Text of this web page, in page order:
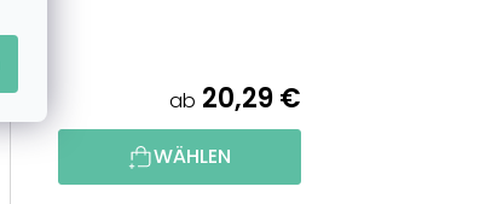
ab 20,29 €
WÄHLEN